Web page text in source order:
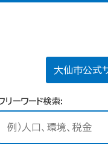
大仙市公式
リーワード検索